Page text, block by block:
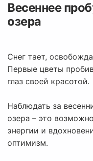
Весеннее
озера
Снег тает,
Первые цветы
глаз своей красотой.
Наблюдать за
озера – это
энергии и
оптимизм.